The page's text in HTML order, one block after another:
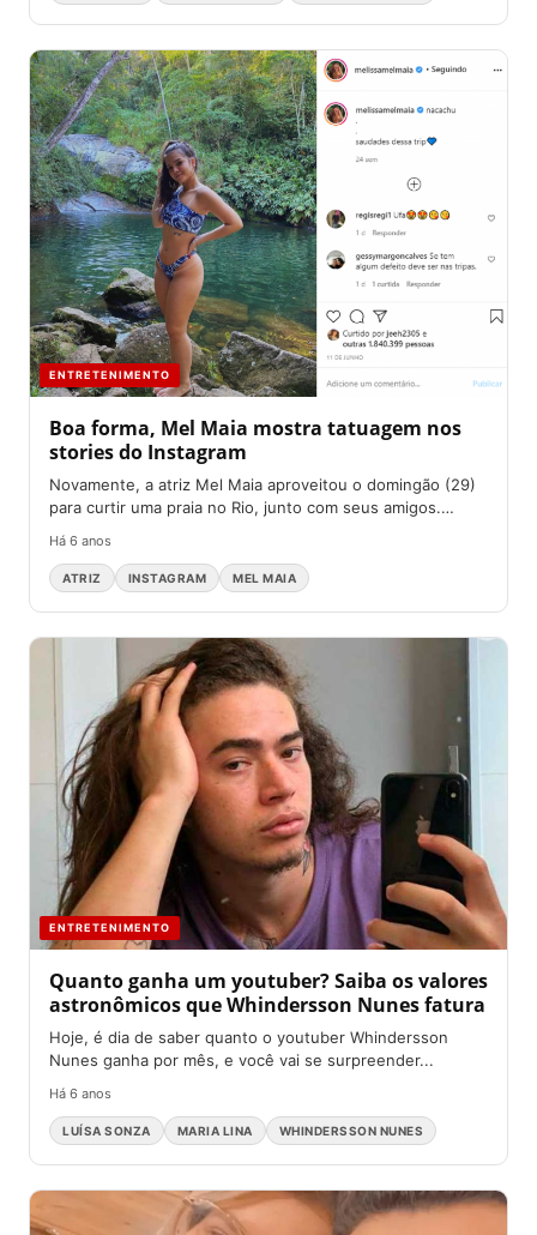
ENTRETENIMENTO
Boa forma, Mel Maia mostra tatuagem nos
stories do Instagram
Novamente, a atriz Mel Maia aproveitou o domingão (29)
para curtir uma praia no Rio, junto com seus amigos.
Há 6 anos
ATRIZ INSTAGRAM MEL MAIA
ENTRETENIMENTO
Quanto ganha um youtuber? Saiba os valores
astronômicos que Whindersson Nunes fatura
Hoje, é dia de saber quanto o youtuber Whindersson
Nunes ganha por mês, e você vai se surpreender...
Há 6 anos
LUÍSA SONZA MARIA LINA WHINDERSSON NUNES